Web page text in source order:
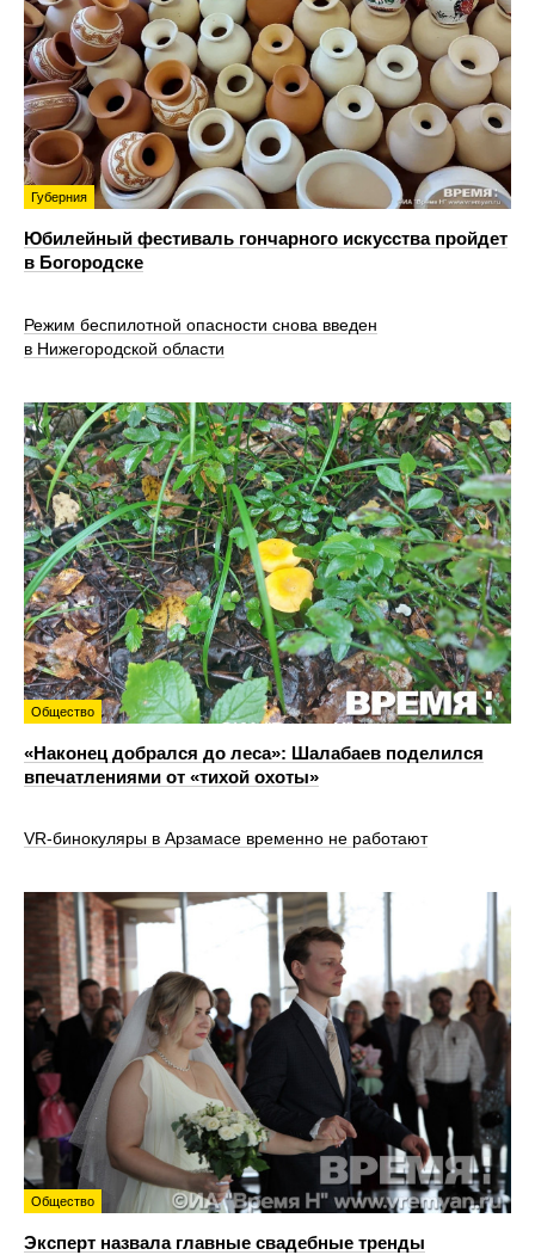
Губерния
Юбилейный фестиваль гончарного искусства пройдет
в Богородске
Режим беспилотной опасности снова введен
в Нижегородской области
Общество
«Наконец добрался до леса»: Шалабаев поделился
впечатлениями от «тихой охоты»
VR‑бинокуляры в Арзамасе временно не работают
Общество
Эксперт назвала главные свадебные тренды